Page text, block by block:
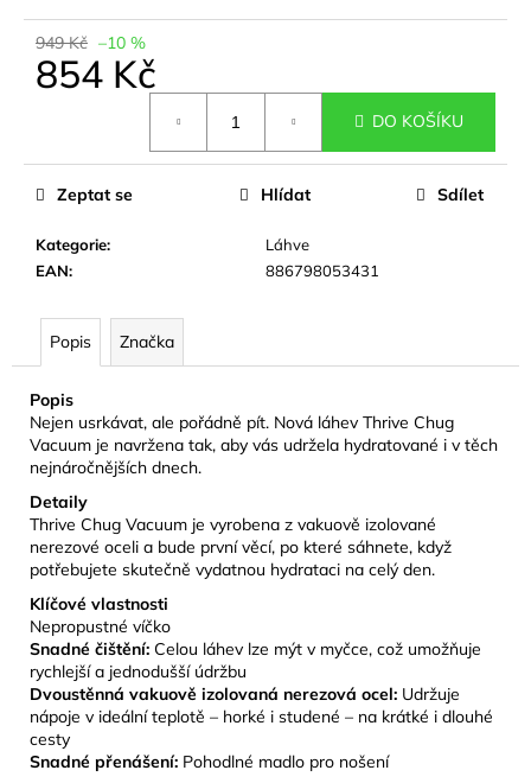
949 Kč –10 %
854 Kč
DO KOŠÍKU
Kategorie:
Láhve
EAN: 886798053431
Zeptat se Hlídat Sdílet
Popis Značka
Popis
Nejen usrkávat, ale pořádně pít. Nová láhev Thrive Chug
Vacuum je navržena tak, aby vás udržela hydratované i v těch
nejnáročnějších dnech.
Detaily
Thrive Chug Vacuum je vyrobena z vakuově izolované
nerezové oceli a bude první věcí, po které sáhnete, když
potřebujete skutečně vydatnou hydrataci na celý den.
Klíčové vlastnosti
Nepropustné víčko
Snadné čištění: Celou láhev lze mýt v myčce, což umožňuje
rychlejší a jednodušší údržbu
Dvoustěnná vakuově izolovaná nerezová ocel: Udržuje
nápoje v ideální teplotě – horké i studené – na krátké i dlouhé
cesty
Snadné přenášení: Pohodlné madlo pro nošení
D
o
o
č
u
m
CAMELBAK
EDDY+
KIDS
400
ML
DĚTSKÁ
LÁHEV
SHARKS
AND
RAYS
281
Kč
Původně:
469
Kč